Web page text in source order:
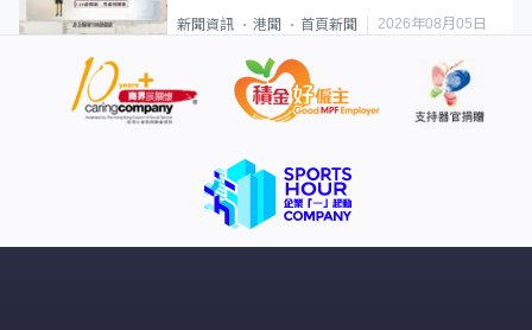
類案最惡劣
新聞資訊 港聞 首頁新聞 2026年08月05日